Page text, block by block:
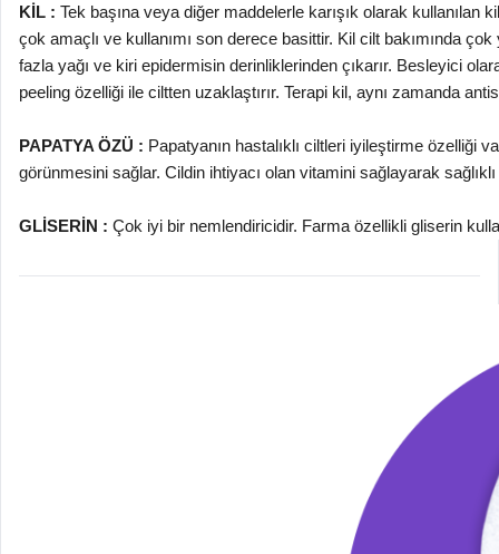
KİL : Tek başına veya diğer maddelerle karışık olarak kullanılan
çok amaçlı ve kullanımı son derece basittir. Kil cilt bakımında
fazla yağı ve kiri epidermisin derinliklerinden çıkarır. Besleyici
peeling özelliği ile ciltten uzaklaştırır. Terapi kil, aynı zamanda
PAPATYA ÖZÜ : Papatyanın hastalıklı ciltleri iyileştirme özelliği
görünmesini sağlar. Cildin ihtiyacı olan vitamini sağlayarak
GLİSERİN : Çok iyi bir nemlendiricidir. Farma özellikli gliserin